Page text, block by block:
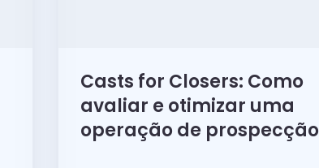
Casts for Closers: Como
avaliar e otimizar uma
operação de prospecção